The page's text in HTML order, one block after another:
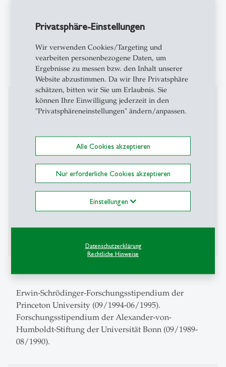
Privatsphäre-Einstellungen
Wir verwenden Cookies/Targeting und
vearbeiten personenbezogene Daten, um
Ergebnisse zu messen bzw. den Inhalt unserer
Website abzustimmen. Da wir Ihre Privatsphäre
schätzen, bitten wir Sie um Erlaubnis. Sie
können Ihre Einwilligung jederzeit in den
"Privatsphäreneinstellungen" ändern/anpassen.
Alle Cookies akzeptieren
Nur erforderliche Cookies akzeptieren
Einstellungen
Datenschutzerklärung
Rechtliche Hinweise
Öffentliche Finanzen und Steuerlehre
Angewandte Mikroökonomie
Unternehmensfinanzierung und Kapitalmärkte
Mitgliedschaften
Research Fellow.
Center for Economic Studies (CESifo) München,
Oxford University Centre for Business Taxation,
International Research Fellow.
Erwin-Schrödinger-Forschungsstipendium der
Princeton University (09/1994-06/1995).
Forschungsstipendium der Alexander-von-
Humboldt-Stiftung der Universität Bonn (09/1989-
08/1990).